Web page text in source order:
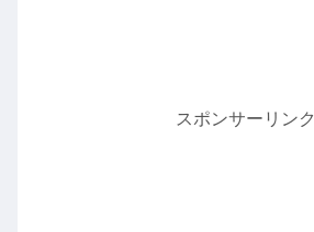
スポンサーリンク